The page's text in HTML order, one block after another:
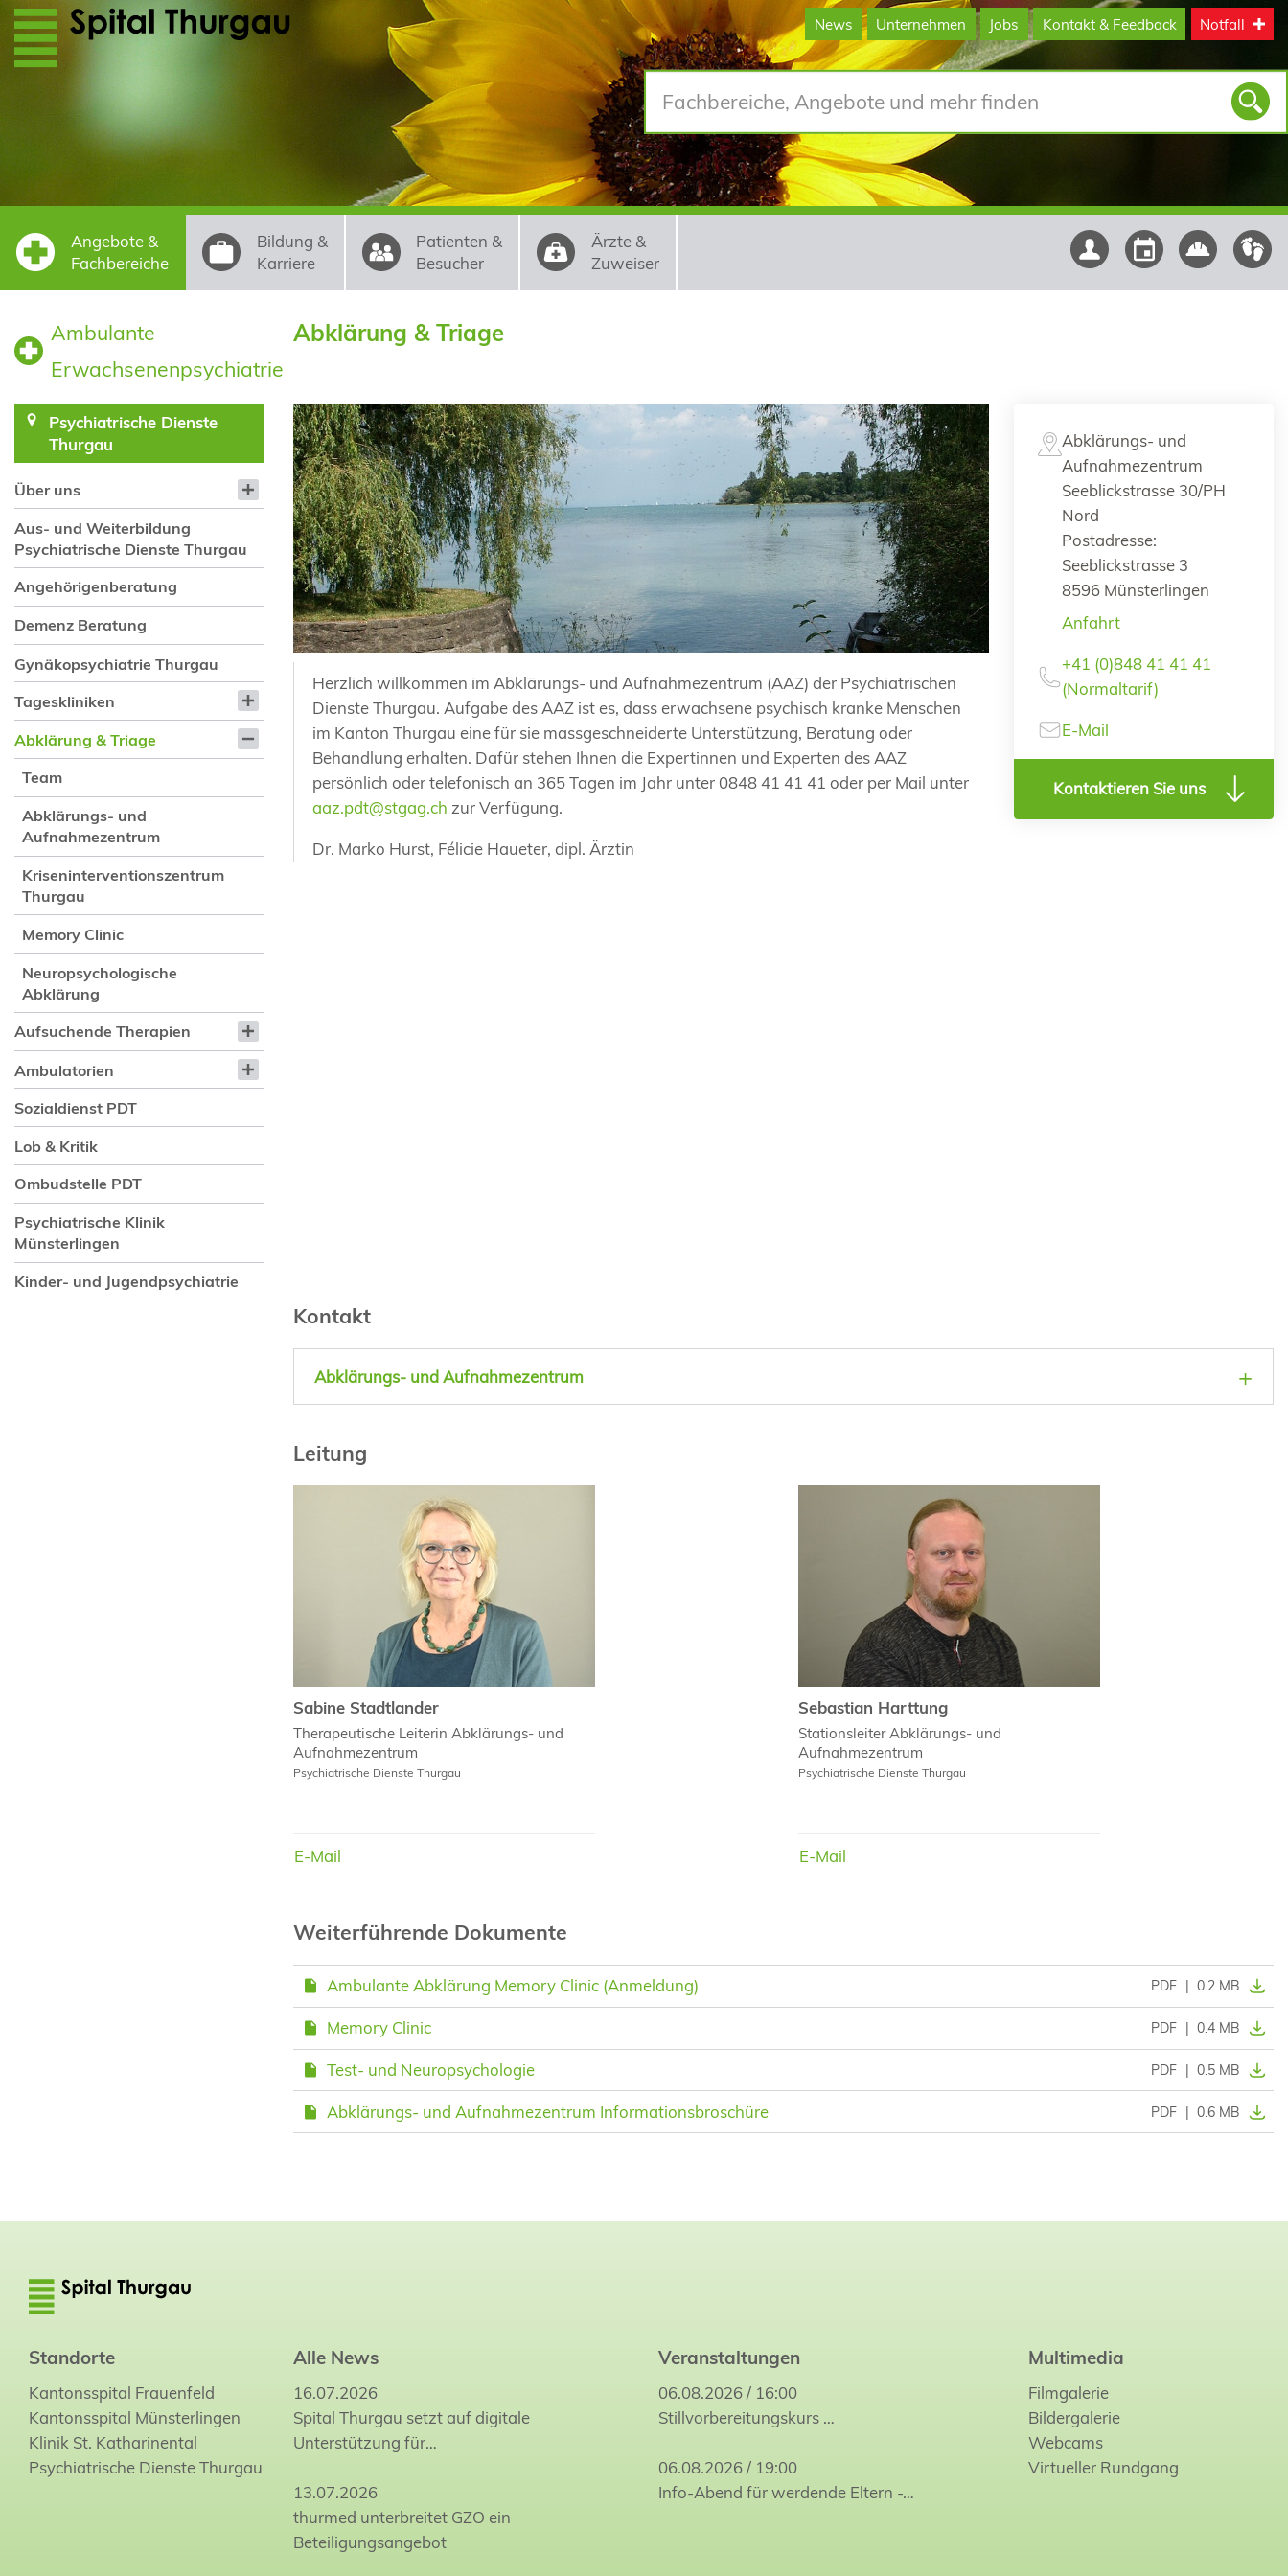
Direkt zum Inhalt
News Unternehmen Jobs Kontakt & Feedback Notfall
Angebote &
Fachbereiche
Bildung &
Karriere
Patienten &
Besucher
Ärzte &
Zuweiser
Ambulante
Erwachsenenpsychiatrie
Psychiatrische Dienste
Thurgau
Über uns
Aus- und Weiterbildung
Psychiatrische Dienste Thurgau
Angehörigenberatung
Demenz Beratung
Gynäkopsychiatrie Thurgau
Tageskliniken
Abklärung & Triage
Team
Abklärungs- und
Aufnahmezentrum
Kriseninterventionszentrum
Thurgau
Memory Clinic
Neuropsychologische
Abklärung
Aufsuchende Therapien
Ambulatorien
Sozialdienst PDT
Lob & Kritik
Ombudstelle PDT
Psychiatrische Klinik
Münsterlingen
Kinder- und Jugendpsychiatrie
Abklärung & Triage
Herzlich willkommen im Abklärungs- und Aufnahmezentrum (AAZ) der Psychiatrischen
Dienste Thurgau. Aufgabe des AAZ ist es, dass erwachsene psychisch kranke Menschen
im Kanton Thurgau eine für sie massgeschneiderte Unterstützung, Beratung oder
Behandlung erhalten. Dafür stehen Ihnen die Expertinnen und Experten des AAZ
persönlich oder telefonisch an 365 Tagen im Jahr unter 0848 41 41 41 oder per Mail unter
aaz.pdt@stgag.ch zur Verfügung.
Dr. Marko Hurst, Félicie Haueter, dipl. Ärztin
Abklärungs- und
Aufnahmezentrum
Seeblickstrasse 30/PH
Nord
Postadresse:
Seeblickstrasse 3
8596 Münsterlingen
Anfahrt
+41 (0)848 41 41 41
(Normaltarif)
E-Mail
Kontaktieren Sie uns
Kontakt
Abklärungs- und Aufnahmezentrum
Leitung
Sabine Stadtlander
Therapeutische Leiterin Abklärungs- und
Aufnahmezentrum
Psychiatrische Dienste Thurgau
E-Mail
Sabine Stadtlander
E-Mail
Sebastian Harttung
Stationsleiter Abklärungs- und
Aufnahmezentrum
Psychiatrische Dienste Thurgau
E-Mail
Sebastian Harttung
E-Mail
Weiterführende Dokumente
Ambulante Abklärung Memory Clinic (Anmeldung) PDF | 0.2 MB
Memory Clinic PDF | 0.4 MB
Test- und Neuropsychologie PDF | 0.5 MB
Abklärungs- und Aufnahmezentrum Informationsbroschüre PDF | 0.6 MB
Standorte
Kantonsspital Frauenfeld
Kantonsspital Münsterlingen
Klinik St. Katharinental
Psychiatrische Dienste Thurgau
Alle News
16.07.2026
Spital Thurgau setzt auf digitale
Unterstützung für…
13.07.2026
thurmed unterbreitet GZO ein
Beteiligungsangebot
Veranstaltungen
06.08.2026 / 16:00
Stillvorbereitungskurs…
06.08.2026 / 19:00
Info-Abend für werdende Eltern -…
Multimedia
Filmgalerie
Bildergalerie
Webcams
Virtueller Rundgang